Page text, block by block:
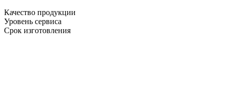
Качество продукции
Уровень сервиса
Срок изготовления